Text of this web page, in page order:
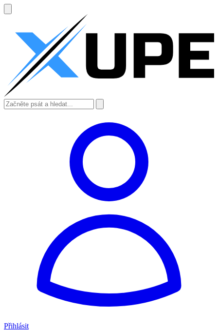
Přihlásit